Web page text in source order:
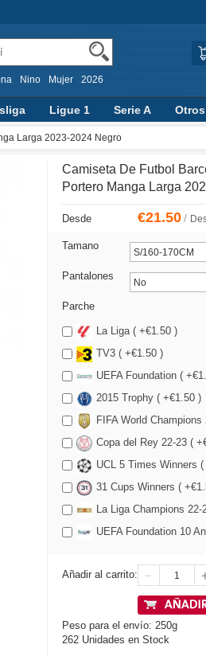
Nino Mujer 2026
Ligue 1 Serie A
Larga 2023-2024 Negro
Camiseta De Futbol
Portero Manga Larga
Desde €21.50/
Tamano
Pantalones
Parche
La Liga ( +€1.50 )
TV3 ( +€1.50 )
UEFA Foundation (
2015 Trophy ( +€1.50 )
FIFA World
Copa del Rey 22-23 (
UCL 5 Times Winners
31 Cups Winners (
La Liga Champions 22-
UEFA Foundation 10
Añadir al carrito:
Peso para el envío: 250g
262 Unidades en Stock